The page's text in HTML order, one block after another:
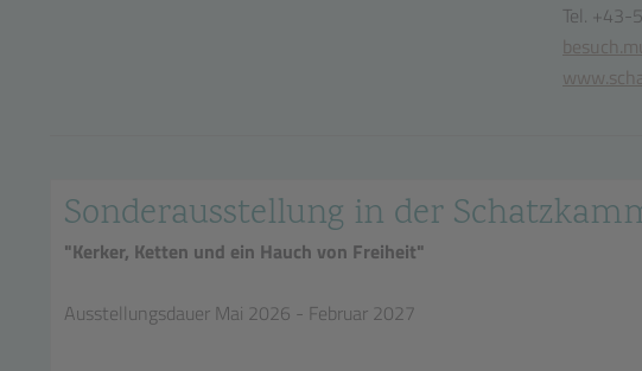
Tel.
Sonderausstellung in der
"Kerker, Ketten und ein Hauch von Freiheit"
Ausstellungsdauer Mai 2026 - Februar 2027